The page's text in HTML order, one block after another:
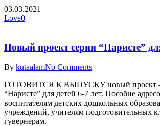
03.03.2021
Love0
Новый проект серии “Наристе”
By kutaalamNo Comments
ГОТОВИТСЯ К ВЫПУСКУ новый проект
“Наристе” для детей 6-7 лет. Пособие
воспитателям детских дошкольных
учреждений, учителям подготовительных
гувернерам.